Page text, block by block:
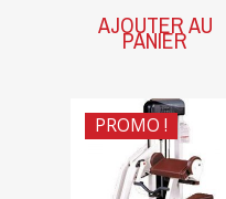
AJOUTER AU
PANIER
PROMO !
$1,600.00
$1,100.00